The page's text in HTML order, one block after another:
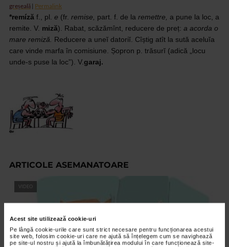
Acest site utilizează cookie-uri
Pe lângă cookie-urile care sunt strict necesare pentru funcționarea acestui
site web, folosim cookie-uri care ne ajută să înțelegem cum se navighează
pe site-ul nostru și ajută la îmbunătățirea modului în care funcționează site-
greșeală | Permalink
*remíză f., pl. e (fr. remise, part. f. de la remettre, a pune la loc, a
remite. V. miză). Rabat, scăzămînt, reducere de preț: a acorda o
mare remiză. Reducere a uneĭ datoriĭ. Cîștig atît la sută aceluĭa
care vinde marfa în comisiune. Șopron p. trăsurĭ (adică „locu
unde-s puse la loc”). V.garaj.
ARTICOLE ASEMANATOARE
VIDEO